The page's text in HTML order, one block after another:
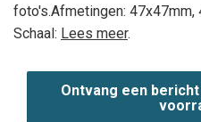
foto's.Afmetingen: 47x47mm,
Schaal: Lees meer.
Ontvang een